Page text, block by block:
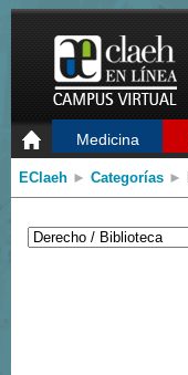
Medicina
EClaeh ► Categorías ►